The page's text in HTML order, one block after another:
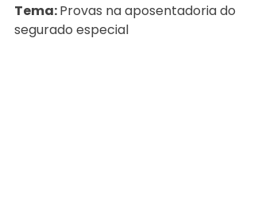
Tema: Provas na aposentadoria do
segurado especial